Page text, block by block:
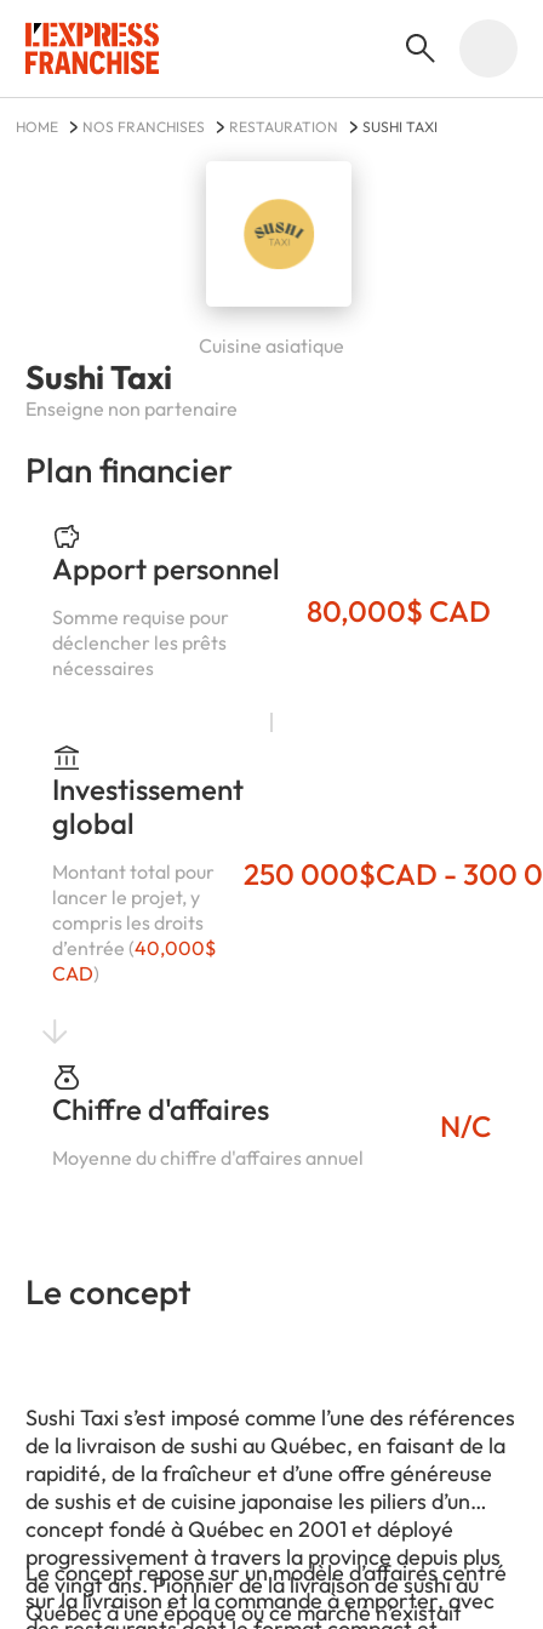
HOME NOS FRANCHISES RESTAURATION SUSHI TAXI
Sushi Taxi
Enseigne non partenaire
Cuisine asiatique
Plan financier
Apport personnel
Somme requise pour
déclencher les prêts
nécessaires
80,000$ CAD
Investissement
global
Montant total pour
lancer le projet, y
compris les droits
d’entrée (40,000$
CAD)
250 000$CAD - 300
Chiffre d'affaires
Moyenne du chiffre d'affaires annuel
N/C
Le concept
Sushi Taxi s’est imposé comme l’une des références
de la livraison de sushi au Québec, en faisant de la
rapidité, de la fraîcheur et d’une offre généreuse
de sushis et de cuisine japonaise les piliers d’un
concept fondé à Québec en 2001 et déployé
progressivement à travers la province depuis plus
de vingt ans. Pionnier de la livraison de sushi au
Québec à une époque où ce marché n’existait
Le concept repose sur un modèle d’affaires centré
sur la livraison et la commande à emporter, avec